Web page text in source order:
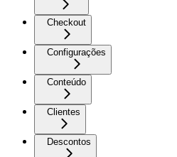
Checkout
Configurações
Conteúdo
Clientes
Descontos